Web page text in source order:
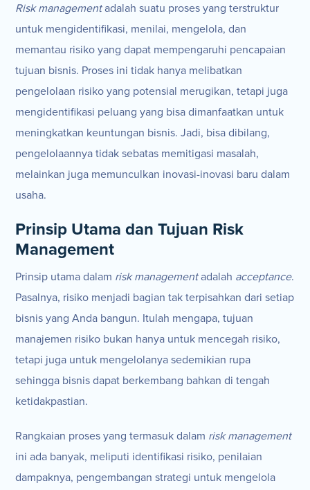
Risk managementadalah suatu proses yang terstruktur
untuk mengidentifikasi, menilai, mengelola, dan
memantau risiko yang dapat mempengaruhi pencapaian
tujuan bisnis. Proses ini tidak hanya melibatkan
pengelolaan risiko yang potensial merugikan, tetapi juga
mengidentifikasi peluang yang bisa dimanfaatkan untuk
meningkatkan keuntungan bisnis. Jadi, bisa dibilang,
pengelolaannya tidak sebatas memitigasi masalah,
melainkan juga memunculkan inovasi-inovasi baru dalam
usaha.
Prinsip Utama dan Tujuan Risk
Management
Prinsip utama dalam risk managementadalah acceptance.
Pasalnya, risiko menjadi bagian tak terpisahkan dari setiap
bisnis yang Anda bangun. Itulah mengapa, tujuan
manajemen risiko bukan hanya untuk mencegah risiko,
tetapi juga untuk mengelolanya sedemikian rupa
sehingga bisnis dapat berkembang bahkan di tengah
ketidakpastian.
Rangkaian proses yang termasuk dalam risk management
ini ada banyak, meliputi identifikasi risiko, penilaian
dampaknya, pengembangan strategi untuk mengelola